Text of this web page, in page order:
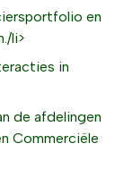
en
li>
in
de afdelingen
Commerciële